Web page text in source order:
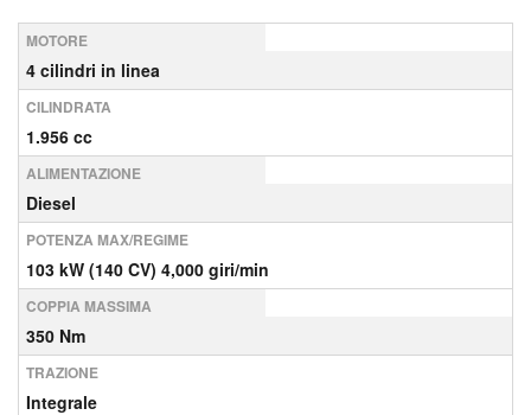
MOTORE
4 cilindri in linea
CILINDRATA
1.956 cc
ALIMENTAZIONE
Diesel
POTENZA MAX/REGIME
103 kW (140 CV) 4,000 giri/min
COPPIA MASSIMA
350 Nm
TRAZIONE
Integrale